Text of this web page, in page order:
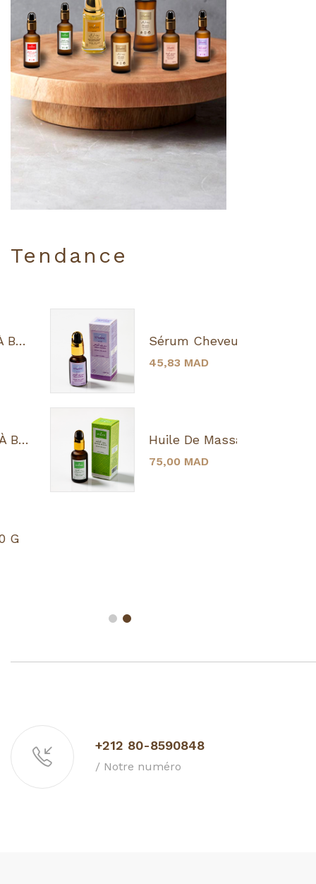
Tendance
Sérum Cheveux À Base D'Huile D'Argan 15 ML
45,83 MAD
Huile De Massage À Base D'Argan 30 ML
75,00 MAD
+212 80-8590848
/ Notre numéro